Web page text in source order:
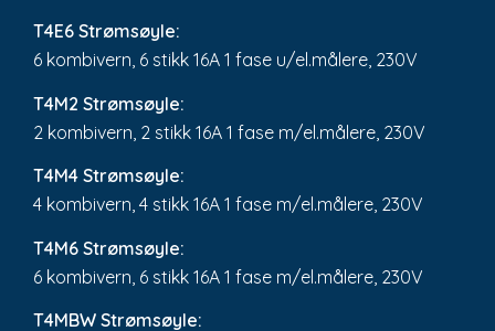
T4E6 Strømsøyle:
6 kombivern, 6 stikk 16A 1 fase u/el.målere, 230V
T4M2 Strømsøyle:
2 kombivern, 2 stikk 16A 1 fase m/el.målere, 230V
T4M4 Strømsøyle:
4 kombivern, 4 stikk 16A 1 fase m/el.målere, 230V
T4M6 Strømsøyle:
6 kombivern, 6 stikk 16A 1 fase m/el.målere, 230V
T4MBW Strømsøyle: